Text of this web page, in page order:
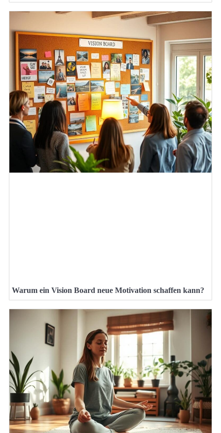
Warum ein Vision Board neue Motivation schaffen kann?